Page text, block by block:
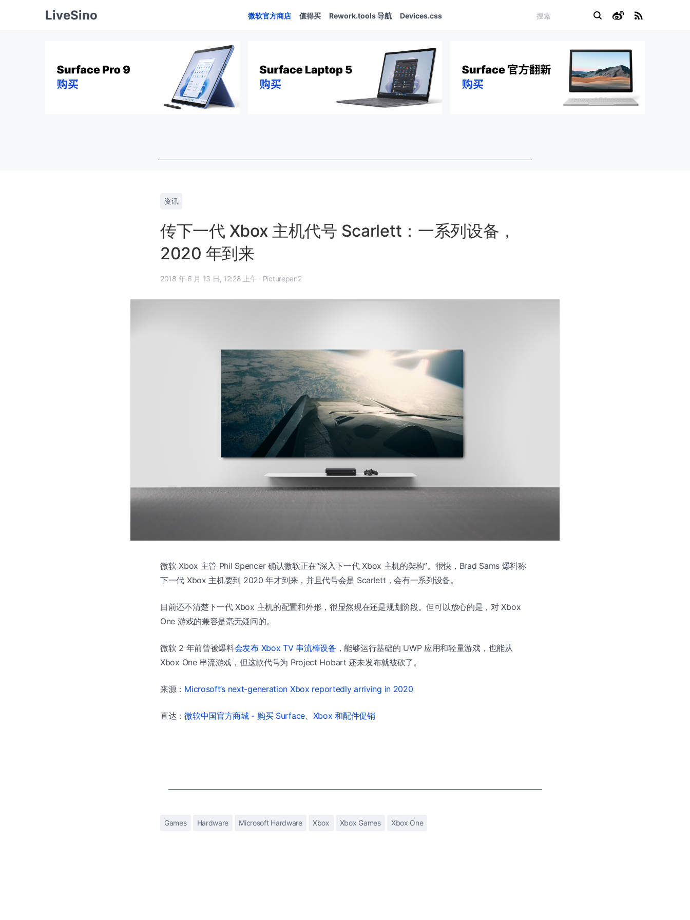
LiveSino 微软官方商店 值得买 Rework.tools 导航 Devices.css
资讯
传下一代 Xbox 主机代号 Scarlett：一系列设备，
2020 年到来
2018 年 6 月 13 日, 12:28 上午 · Picturepan2
微软 Xbox 主管 Phil Spencer 确认微软正在“深入下一代 Xbox 主机的架构”。很快，Brad Sams 爆料称
下一代 Xbox 主机要到 2020 年才到来，并且代号会是 Scarlett，会有一系列设备。
目前还不清楚下一代 Xbox 主机的配置和外形，很显然现在还是规划阶段。但可以放心的是，对 Xbox
One 游戏的兼容是毫无疑问的。
微软 2 年前曾被爆料会发布 Xbox TV 串流棒设备 ，能够运行基础的 UWP 应用和轻量游戏，也能从
Xbox One 串流游戏，但这款代号为 Project Hobart 还未发布就被砍了。
来源： Microsoft’s next-generation Xbox reportedly arriving in 2020
直达：微软中国官方商城 - 购买 Surface、Xbox 和配件促销
Games Hardware Microsoft Hardware Xbox Xbox Games Xbox One